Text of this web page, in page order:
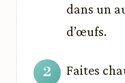
dans un
d’œufs.
Faites